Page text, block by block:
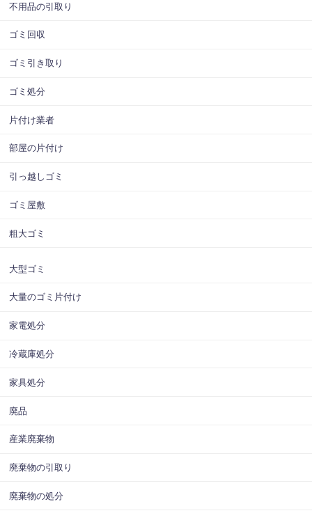
不用品の引取り
ゴミ回収
ゴミ引き取り
ゴミ処分
片付け業者
部屋の片付け
引っ越しゴミ
ゴミ屋敷
粗大ゴミ
大型ゴミ
大量のゴミ片付け
家電処分
冷蔵庫処分
家具処分
廃品
産業廃棄物
廃棄物の引取り
廃棄物の処分